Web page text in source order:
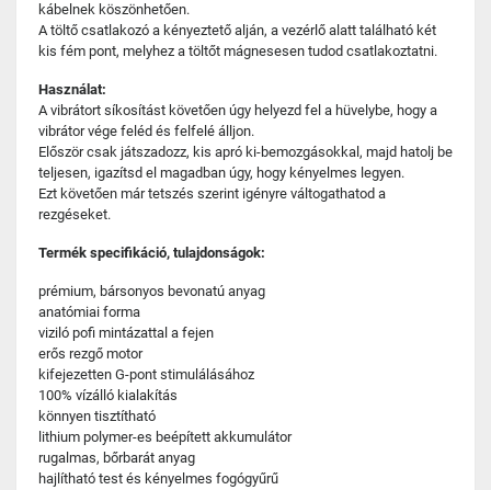
kábelnek köszönhetően.
A töltő csatlakozó a kényeztető alján, a vezérlő alatt található két
kis fém pont, melyhez a töltőt mágnesesen tudod csatlakoztatni.
Használat:
A vibrátort síkosítást követően úgy helyezd fel a hüvelybe, hogy a
vibrátor vége feléd és felfelé álljon.
Először csak játszadozz, kis apró ki-bemozgásokkal, majd hatolj be
teljesen, igazítsd el magadban úgy, hogy kényelmes legyen.
Ezt követően már tetszés szerint igényre váltogathatod a
rezgéseket.
Termék specifikáció, tulajdonságok:
prémium, bársonyos bevonatú anyag
anatómiai forma
viziló pofi mintázattal a fejen
erős rezgő motor
kifejezetten G-pont stimulálásához
100% vízálló kialakítás
könnyen tisztítható
lithium polymer-es beépített akkumulátor
rugalmas, bőrbarát anyag
hajlítható test és kényelmes fogógyűrű